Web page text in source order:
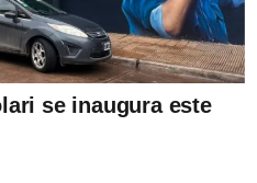
se inaugura este